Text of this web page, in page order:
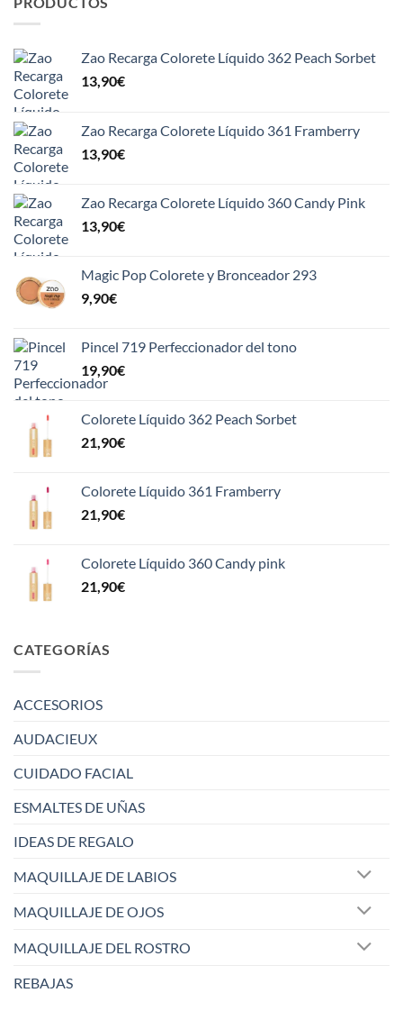
Zao Recarga Colorete Líquido 362 Peach Sorbet
13,90€
Zao Recarga Colorete Líquido 361 Framberry
13,90€
Zao Recarga Colorete Líquido 360 Candy Pink
13,90€
Magic Pop Colorete y Bronceador 293
9,90€
Pincel 719 Perfeccionador del tono
19,90€
Colorete Líquido 362 Peach Sorbet
21,90€
Colorete Líquido 361 Framberry
21,90€
Colorete Líquido 360 Candy pink
21,90€
CATEGORÍAS
ACCESORIOS
AUDACIEUX
CUIDADO FACIAL
ESMALTES DE UÑAS
IDEAS DE REGALO
MAQUILLAJE DE LABIOS
MAQUILLAJE DE OJOS
MAQUILLAJE DEL ROSTRO
REBAJAS